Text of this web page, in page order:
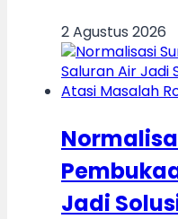
2 Agustus 2026
Jadi